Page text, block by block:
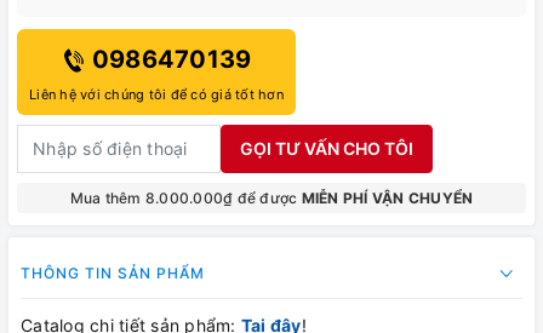
0986470139
Liên hệ với chúng tôi để có giá tốt hơn
GỌI TƯ VẤN CHO TÔI
Mua thêm 8.000.000₫ để được MIỄN PHÍ VẬN CHUYỂN
THÔNG TIN SẢN PHẨM
Catalog chi tiết sản phẩm: Tại đây!